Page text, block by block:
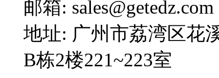
邮箱: sales@getedz.com
地址: 广州市荔湾区花
B栋2楼221~223室